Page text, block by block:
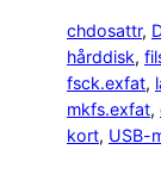
chdosattr,
hårddisk,
fsck.exfat,
mkfs.exfat,
kort, USB-